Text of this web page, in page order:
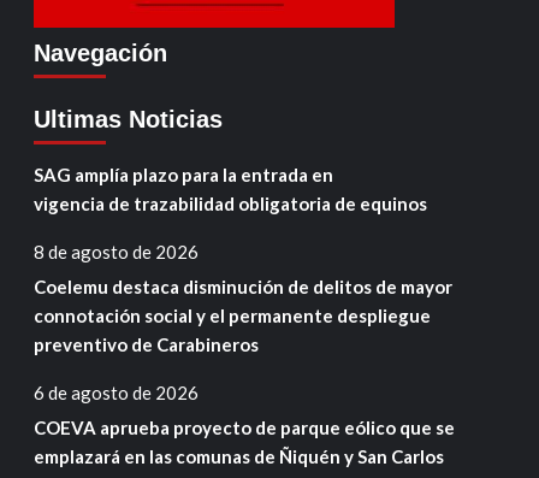
Navegación
Ultimas Noticias
SAG amplía plazo para la entrada en
vigencia de trazabilidad obligatoria de equinos
8 de agosto de 2026
Coelemu destaca disminución de delitos de mayor
connotación social y el permanente despliegue
preventivo de Carabineros
6 de agosto de 2026
COEVA aprueba proyecto de parque eólico que se
emplazará en las comunas de Ñiquén y San Carlos